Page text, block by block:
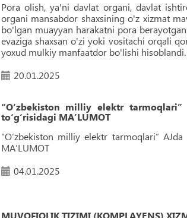
Pora olish, ya'ni davlat organi, davlat
organi mansabdor shaxsining o'z xizmat
bo'lgan muayyan harakatni pora
evaziga shaxsan o'zi yoki vositachi orqali
yoxud mulkiy manfaatdor bo'lishi hisoblandi.
20.01.2025
“O‘zbekiston milliy elektr
to‘g‘risidagi MAʼLUMOT
“O‘zbekiston milliy elektr tarmoqlari”
MAʼLUMOT
04.01.2025
MUVOFIQLIK TIZIMI (KOMPLAYENS)